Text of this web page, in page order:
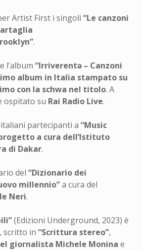
Artist First i singoli “Le canzoni
.
l’album “Irriverentə – Canzoni
album in Italia stampato su
con la schwa nel titolo. A
ospitato su Rai Radio Live.
partecipanti a “Music
a cura dell’Istituto
di Dakar.
del “Dizionario dei
millennio”a cura del
Neri.
(Edizioni Underground, 2023) è
scritto in “Scrittura stereo”,
giornalista Michele Monina e